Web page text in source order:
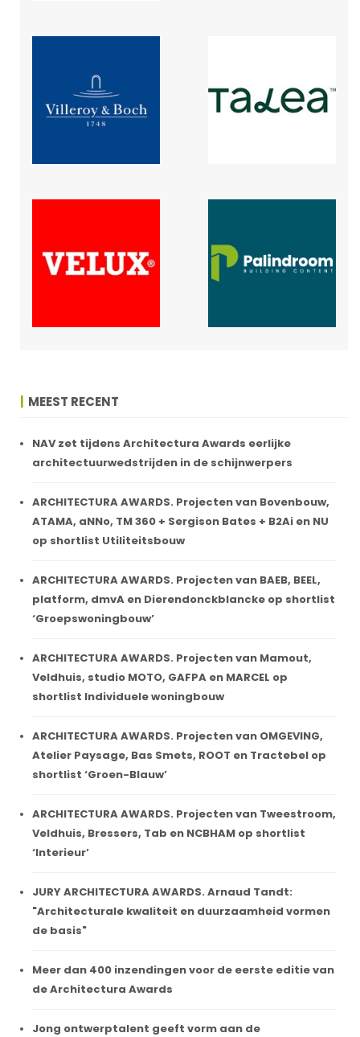
MEEST RECENT
NAV zet tijdens Architectura Awards eerlijke
architectuurwedstrijden in de schijnwerpers
ARCHITECTURA AWARDS. Projecten van Bovenbouw,
ATAMA, aNNo, TM 360 + Sergison Bates + B2Ai en NU
op shortlist Utiliteitsbouw
ARCHITECTURA AWARDS. Projecten van BAEB, BEEL,
platform, dmvA en Dierendonckblancke op shortlist
‘Groepswoningbouw’
ARCHITECTURA AWARDS. Projecten van Mamout,
Veldhuis, studio MOTO, GAFPA en MARCEL op
shortlist Individuele woningbouw
ARCHITECTURA AWARDS. Projecten van OMGEVING,
Atelier Paysage, Bas Smets, ROOT en Tractebel op
shortlist ‘Groen-Blauw’
ARCHITECTURA AWARDS. Projecten van Tweestroom,
Veldhuis, Bressers, Tab en NCBHAM op shortlist
‘Interieur’
JURY ARCHITECTURA AWARDS. Arnaud Tandt:
"Architecturale kwaliteit en duurzaamheid vormen
de basis"
Meer dan 400 inzendingen voor de eerste editie van
de Architectura Awards
Jong ontwerptalent geeft vorm aan de